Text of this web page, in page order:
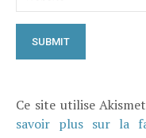
Ce site utilise
savoir plus sur la